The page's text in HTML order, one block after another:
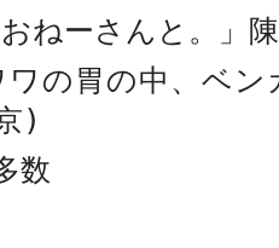
おねーさんと。」
ワの胃の中、ベ
)
数